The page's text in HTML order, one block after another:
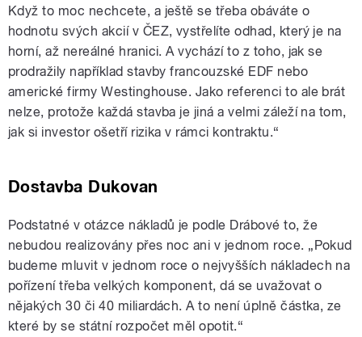
Když to moc nechcete, a ještě se třeba obáváte o
hodnotu svých akcií v ČEZ, vystřelíte odhad, který je na
horní, až nereálné hranici. A vychází to z toho, jak se
prodražily například stavby francouzské EDF nebo
americké firmy Westinghouse. Jako referenci to ale brát
nelze, protože každá stavba je jiná a velmi záleží na tom,
jak si investor ošetří rizika v rámci kontraktu.“
Dostavba Dukovan
Podstatné v otázce nákladů je podle Drábové to, že
nebudou realizovány přes noc ani v jednom roce. „Pokud
budeme mluvit v jednom roce o nejvyšších nákladech na
pořízení třeba velkých komponent, dá se uvažovat o
nějakých 30 či 40 miliardách. A to není úplně částka, ze
které by se státní rozpočet měl opotit.“